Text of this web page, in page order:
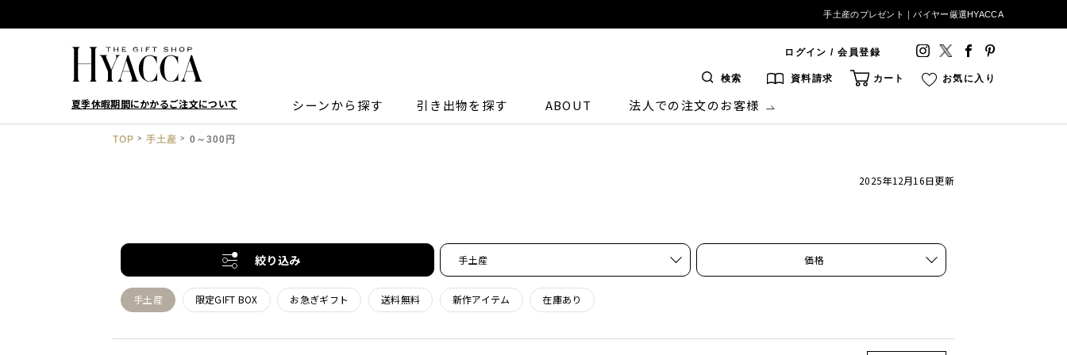
手土産のプレゼント｜バイヤー厳選HYACCA
ログイン / 会員登録
検索 資料請求 カート お気に入り
シーンから探す 引き出物を探す ABOUT 法人での注文のお客様
TOP 手土産 0～300円
2025年12月16日更新
夏季休暇期間にかかるご注文について
絞り込み 手土産 価格
手土産 限定GIFT BOX お急ぎギフト 送料無料 新作アイテム 在庫あり